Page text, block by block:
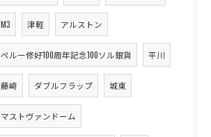
M3 津軽 アルストン
ペルー修好100周年記念100ソル銀貨 平川
藤崎 ダブルフラップ 城東
マストヴァンドーム